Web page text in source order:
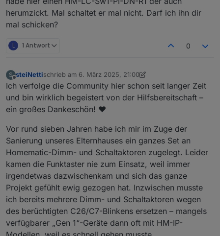
herumzickt. Mal schaltet er mal nicht. Darf ich ihn dir
mal schicken?
L 1 Antwort 0
S
Offline
steiNettischrieb am 6. März 2025, 21:00
zuletzt editiert von steiNetti 3. Juni 2025, 22:08
Ich verfolge die Community hier schon seit langer Zeit
und bin wirklich begeistert von der Hilfsbereitschaft –
ein großes Dankeschön! ♥️
Vor rund sieben Jahren habe ich mir im Zuge der
Sanierung unseres Elternhauses ein ganzes Set an
Homematic-Dimm- und Schaltaktoren zugelegt. Leider
kamen die Funktaster nie zum Einsatz, weil immer
irgendetwas dazwischenkam und sich das ganze
Projekt gefühlt ewig gezogen hat. Inzwischen musste
ich bereits mehrere Dimm- und Schaltaktoren wegen
des berüchtigten C26/C7-Blinkens ersetzen – mangels
verfügbarer „Gen 1“-Geräte dann oft mit HM-IP-